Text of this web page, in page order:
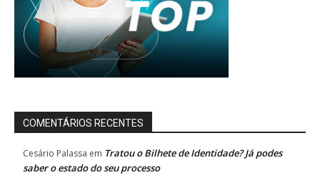
COMENTÁRIOS RECENTES
Cesário Palassa em Tratou o Bilhete de Identidade? Já podes
saber o estado do seu processo